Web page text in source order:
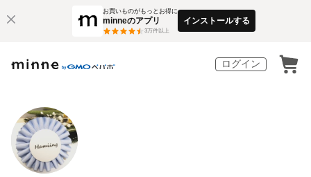
お買いものがもっとお得に
minneのアプリ
3万件以上
インストールする
ログイン